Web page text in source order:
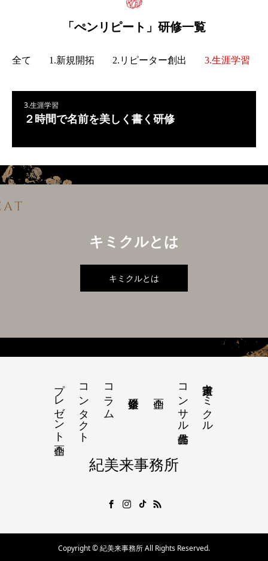
「ぺンリピート」研修一覧
全て 1.新規開拓 2.リピーター創出 3.生涯学習
3.生涯学習
２時間で名前を美しく書く研修
キミクルとは
キミクルとは
書道家キミクル
コンサル書作品
コラム
コンタクト
プレゼント企画
紀美来事務所
Copyright © 紀美来事務所 All Rights Reserved.